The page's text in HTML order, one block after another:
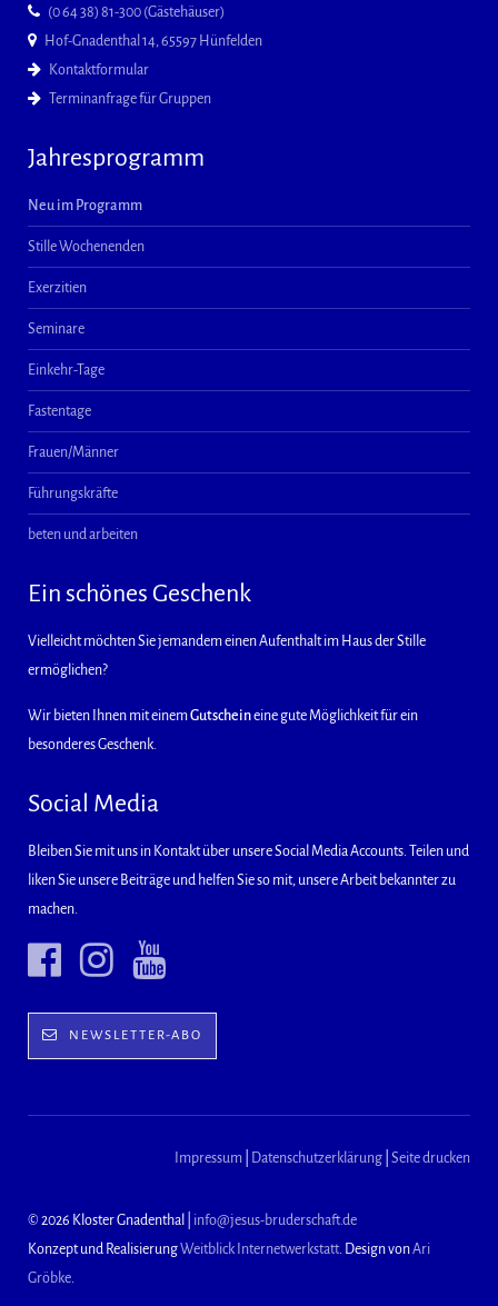
(0 64 38) 81-300 (Gästehäuser)
Hof-Gnadenthal 14, 65597 Hünfelden
Kontaktformular
Terminanfrage für Gruppen
Jahresprogramm
Neu im Programm
Stille Wochenenden
Exerzitien
Seminare
Einkehr-Tage
Fastentage
Frauen/Männer
Führungskräfte
beten und arbeiten
Ein schönes Geschenk
Vielleicht möchten Sie jemandem einen Aufenthalt im Haus der Stille
ermöglichen?
Wir bieten Ihnen mit einemGutscheineine gute Möglichkeit für ein
besonderes Geschenk.
Social Media
Bleiben Sie mit uns in Kontakt über unsere Social Media Accounts. Teilen und
liken Sie unsere Beiträge und helfen Sie so mit, unsere Arbeit bekannter zu
machen.
NEWSLETTER-ABO
Impressum Datenschutzerklärung Seite drucken
© 2026 Kloster Gnadenthal | info@jesus-bruderschaft.de
Konzept und RealisierungWeitblick Internetwerkstatt. Design vonAri
Gröbke.